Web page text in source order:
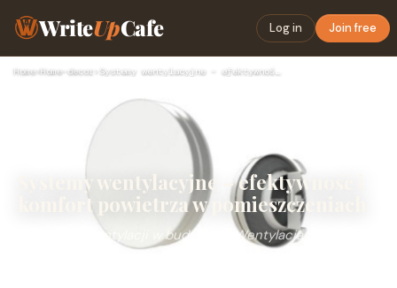
WriteUpCafe Log in Join free
Home›Home-decor ›
Systemy wentylacyjne – efektywność i
komfort powietrza w pomieszczeniach
Znaczenie wentylacji w budynkachWentylacja jest